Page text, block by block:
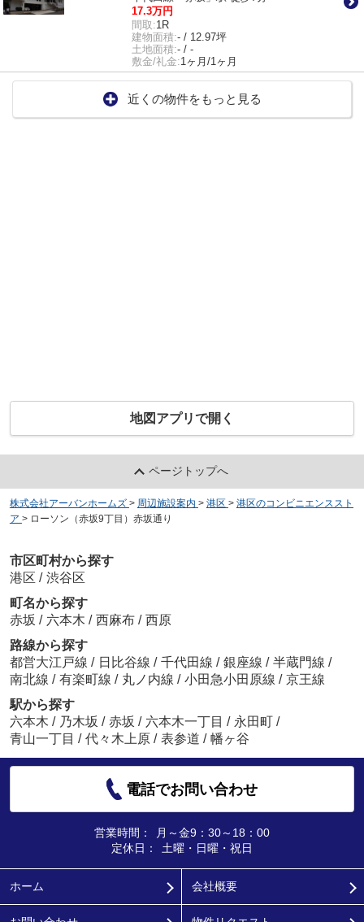
17.3万円
間取:1R
建物面積:- / 12.97坪
土地面積:- / -
敷金/礼金:1ヶ月/1ヶ月
近くの物件をもっと見る
地図アプリで開く
ページトップへ
株式会社アーバンホームズ > 周辺施設案内 > 港区 > 港区のコンビニエンススト
ア > ローソン（赤坂9丁目）赤坂通り
市区町村から探す
港区 / 渋谷区
町名から探す
赤坂 / 六本木 / 西麻布 / 西原
路線から探す
都営大江戸線 / 日比谷線 / 千代田線 / 銀座線 / 半蔵門線 /
南北線 / 有楽町線 / 丸ノ内線 / 小田急小田原線 / 京王線
駅から探す
六本木 / 乃木坂 / 赤坂 / 六本木一丁目 / 永田町 /
青山一丁目 / 代々木上原 / 表参道 / 幡ヶ谷
電話でお問い合わせ
営業時間：
月～金9：30～18：00
定休日：
土曜・日曜・祝日
ホーム 会社概要